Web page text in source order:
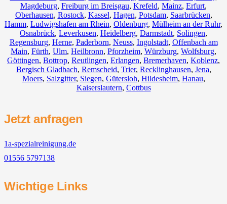
Magdeburg, Freiburg im Breisgau, Krefeld, Mainz, Erfurt,
Oberhausen, Rostock, Kassel, Hagen, Potsdam, Saarbrücken,
Hamm, Ludwigshafen am Rhein, Oldenburg, Mülheim an der Ruhr,
Osnabrück, Leverkusen, Heidelberg, Darmstadt, Solingen,
Regensburg, Herne, Paderborn, Neuss, Ingolstadt, Offenbach am
Main, Fürth, Ulm, Heilbronn, Pforzheim, Würzburg, Wolfsburg,
Göttingen, Bottrop, Reutlingen, Erlangen, Bremerhaven, Koblenz,
Bergisch Gladbach, Remscheid, Trier, Recklinghausen, Jena,
Moers, Salzgitter, Siegen, Gütersloh, Hildesheim, Hanau,
Kaiserslautern, Cottbus
Jetzt anfragen
1a-spezialreinigung.de
01556 5797138
Wichtige Links